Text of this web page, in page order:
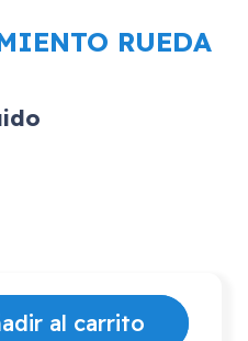
RUEDA
al carrito